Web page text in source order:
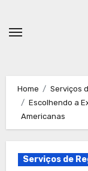
Home
Serviços
Escolhendo a
Americanas
Serviços de